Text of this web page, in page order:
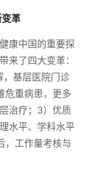
革
康中国的重要探
来了四大变革：
，基层医院门诊
危重病患，更多
治疗；3）优质
水平、学科水平
，工作量考核与